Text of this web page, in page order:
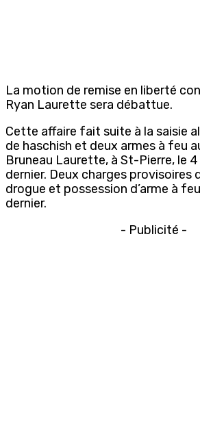
La motion de remise en liberté
Ryan Laurette sera débattue.
Cette affaire fait suite à la saisie
de haschish et deux armes à feu
Bruneau Laurette, à St-Pierre, le
dernier. Deux charges provisoires
drogue et possession d’arme à
dernier.
- Publicité -